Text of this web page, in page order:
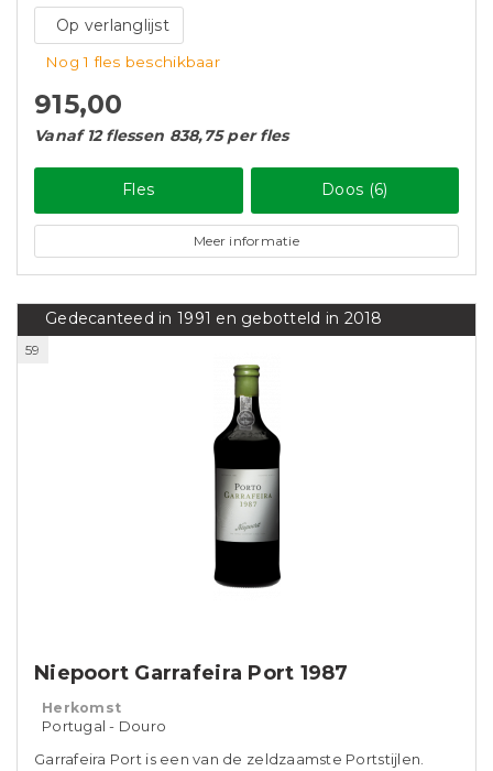
Op verlanglijst
Nog 1 fles beschikbaar
915,00
Vanaf 12 flessen 838,75 per fles
Fles Doos (6)
Meer informatie
Gedecanteed in 1991 en gebotteld in 2018
59
Niepoort Garrafeira Port 1987
Herkomst
Portugal - Douro
Garrafeira Port is een van de zeldzaamste Portstijlen.